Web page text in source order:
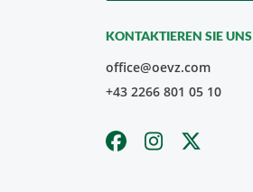
KONTAKTIEREN SIE UNS
office@oevz.com
+43 2266 801 05 10